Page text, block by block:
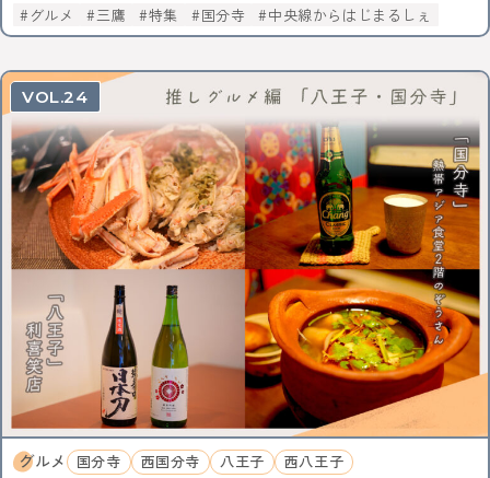
イマジナス
農業 小金井市 西国分寺
高尾
動物
中央線からはじまるしぇ 立川市
日本酒
中央線と暮らす〇〇な人
企業
地域活性化
中央線の魅力発見
家具
雑貨 リノベーション 模様替え
食器
美術館
国分寺 西荻窪 パンまつり
桜
フォトスポット
街歩き
中央線ビールフェスティバル
吉祥寺 本
古本
絵本
コーヒー カフェ ヴィンテージ
骨董市
木工チャレンジ
ビール
グルメ
ビールフェスティバル
クラフトビール
カーブーツ
中央線コーヒーフェスティバル
レトロ
通信
はじまるしぇ
パン デザート ケーキ
ジャズ
音楽
阿佐谷 カレーなる戦い
中央線パンまつり
高円寺フェス
カレー NTT技術史料館
謎解き
ファミリー向け
ファミリーイベント
武蔵境
遊び
高円寺 NTT
グルメ 三鷹 特集 国分寺 中央線からはじまるしぇ
24
グルメ 国分寺 西国分寺 八王子 西八王子